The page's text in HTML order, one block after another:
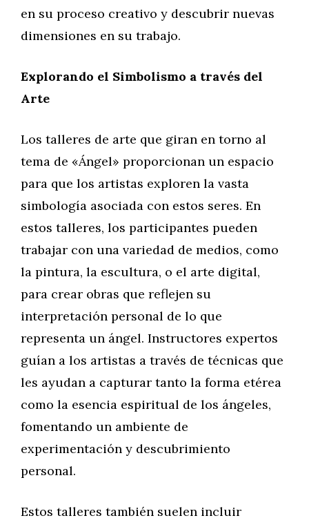
en su proceso creativo y descubrir nuevas
dimensiones en su trabajo.
Explorando el Simbolismo a través del
Arte
Los talleres de arte que giran en torno al
tema de «Ángel» proporcionan un espacio
para que los artistas exploren la vasta
simbología asociada con estos seres. En
estos talleres, los participantes pueden
trabajar con una variedad de medios, como
la pintura, la escultura, o el arte digital,
para crear obras que reflejen su
interpretación personal de lo que
representa un ángel. Instructores expertos
guían a los artistas a través de técnicas que
les ayudan a capturar tanto la forma etérea
como la esencia espiritual de los ángeles,
fomentando un ambiente de
experimentación y descubrimiento
personal.
Estos talleres también suelen incluir